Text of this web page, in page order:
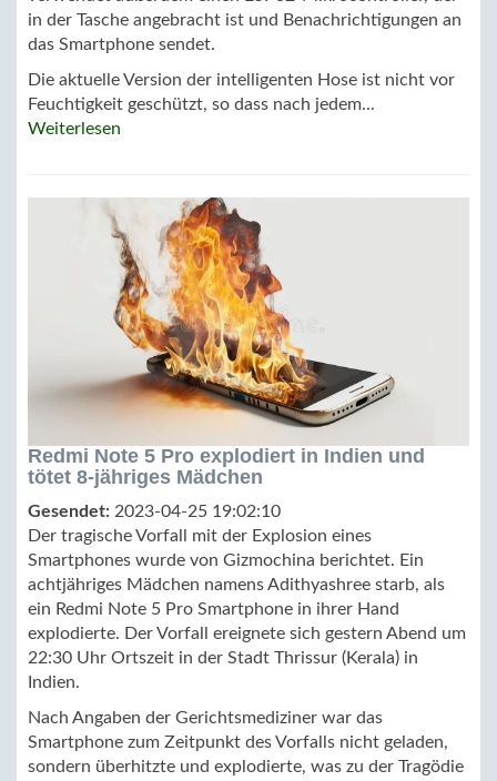
in der Tasche angebracht ist und Benachrichtigungen an
das Smartphone sendet.
Die aktuelle Version der intelligenten Hose ist nicht vor
Feuchtigkeit geschützt, so dass nach jedem...
Weiterlesen
Redmi Note 5 Pro explodiert in Indien und
tötet 8-jähriges Mädchen
Gesendet: 2023-04-25 19:02:10
Der tragische Vorfall mit der Explosion eines
Smartphones wurde von Gizmochina berichtet. Ein
achtjähriges Mädchen namens Adithyashree starb, als
ein Redmi Note 5 Pro Smartphone in ihrer Hand
explodierte. Der Vorfall ereignete sich gestern Abend um
22:30 Uhr Ortszeit in der Stadt Thrissur (Kerala) in
Indien.
Nach Angaben der Gerichtsmediziner war das
Smartphone zum Zeitpunkt des Vorfalls nicht geladen,
sondern überhitzte und explodierte, was zu der Tragödie